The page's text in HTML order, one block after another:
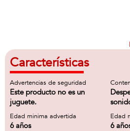
Características
Advertencias de seguridad
Este producto no es un
juguete.
Edad minima advertida
6 años
Edad
6